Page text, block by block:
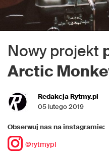
Nowy projekt
Arctic
Redakcja Rytmy.pl
05 lutego 2019
Obserwuj nas na instagramie:
@rytmypl